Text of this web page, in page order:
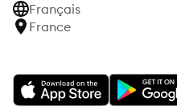
Français
France